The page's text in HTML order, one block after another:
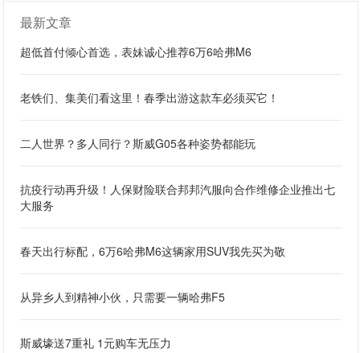
最新文章
超低首付倾心首选，表妹诚心推荐6万6哈弗M6
老铁们、集美们看这里！春季出游这款车必须买它！
二人世界？多人同行？斯威G05各种姿势都能玩
抗疫行动再升级！人保财险联合邦邦汽服向合作维修企业推出七
大服务
春天出行标配，6万6哈弗M6这辆家用SUV我先买为敬
从异乡人到精神小伙，只需要一辆哈弗F5
斯威壕送7重礼 1元购车无压力